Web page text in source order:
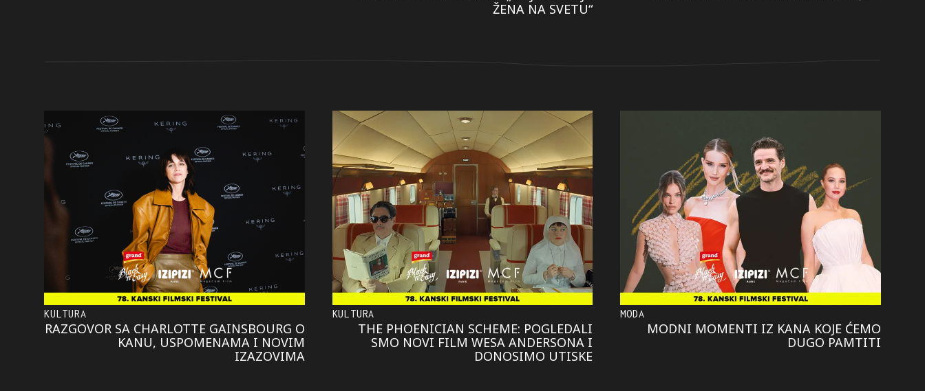
ŽENA NA SVETU“
KULTURA
RAZGOVOR SA CHARLOTTE GAINSBOURG O
KANU, USPOMENAMA I NOVIM
IZAZOVIMA
KULTURA
THE PHOENICIAN SCHEME: POGLEDALI
SMO NOVI FILM WESA ANDERSONA I
DONOSIMO UTISKE
MODA
MODNI MOMENTI IZ KANA KOJE ĆEMO
DUGO PAMTITI